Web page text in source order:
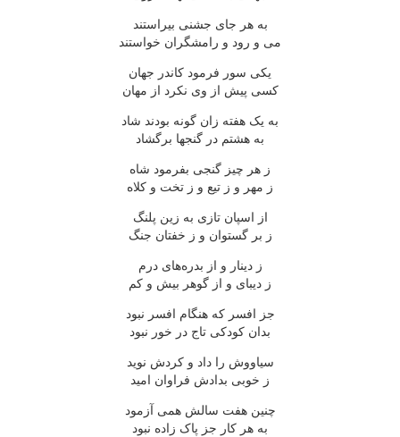
به هر جای جشنی بیراستند
می و رود و رامشگران خواستند
یکی سور فرمود کاندر جهان
کسی پیش از وی نکرد از مهان
به یک هفته زان گونه بودند شاد
به هشتم در گنجها برگشاد
ز هر چیز گنجی بفرمود شاه
ز مهر و ز تیع و ز تخت و کلاه
از اسپان تازی به زین پلنگ
ز بر گستوان و ز خفتان جنگ
ز دینار و از بدره‌های درم
ز دیبای و از گوهر بیش و کم
جز افسر که هنگام افسر نبود
بدان کودکی تاج در خور نبود
سیاووش را داد و کردش نوید
ز خوبی بدادش فراوان امید
چنین هفت سالش همی آزمود
به هر کار جز پاک زاده نبود